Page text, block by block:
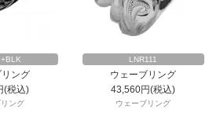
ング
(税込)
ング
LNR111
ウェーブリング
43,560円(税込)
ウェーブリング